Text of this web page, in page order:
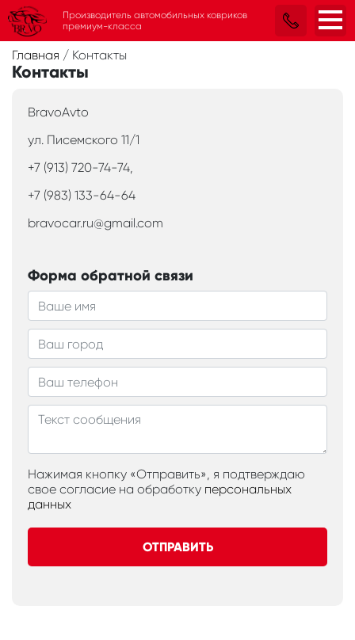
Главная / Контакты
Контакты
BravoAvto
ул. Писемского 11/1
+7 (913) 720-74-74,
+7 (983) 133-64-64
bravocar.ru@gmail.com
Форма обратной связи
Нажимая кнопку «Отправить», я подтверждаю
свое согласие на обработку персональных
данных
ОТПРАВИТЬ
Производитель автомобильных ковриков
премиум-класса